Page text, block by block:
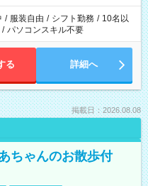
超える場合は応募できません。
/ 服装自由 / シフト勤務 / 10名以
/ パソコンスキル不要
る 詳細へ
掲載日：2026.08.08
ちゃんのお散歩付